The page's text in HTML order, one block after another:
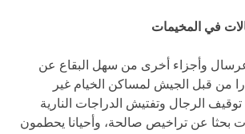
في المخيمات
عرسال وأجزاء أخرى من سهل البقاع عن
من قبل الجيش لمساكن الخيام غير
الرجال وتفتيش الدراجات النارية
بحثا عن تراخيص صالحة، وأحيانا يحطمون